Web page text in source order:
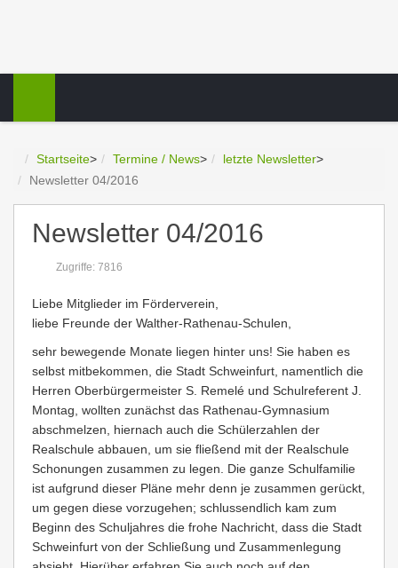
Startseite> Termine / News> letzte Newsletter>
Newsletter 04/2016
Newsletter 04/2016
Zugriffe: 7816
Liebe Mitglieder im Förderverein,
liebe Freunde der Walther-Rathenau-Schulen,
sehr bewegende Monate liegen hinter uns! Sie haben es
selbst mitbekommen, die Stadt Schweinfurt, namentlich die
Herren Oberbürgermeister S. Remelé und Schulreferent J.
Montag, wollten zunächst das Rathenau-Gymnasium
abschmelzen, hiernach auch die Schülerzahlen der
Realschule abbauen, um sie fließend mit der Realschule
Schonungen zusammen zu legen. Die ganze Schulfamilie
ist aufgrund dieser Pläne mehr denn je zusammen gerückt,
um gegen diese vorzugehen; schlussendlich kam zum
Beginn des Schuljahres die frohe Nachricht, dass die Stadt
Schweinfurt von der Schließung und Zusammenlegung